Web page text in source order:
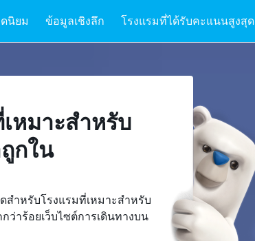
นิยม ข้อมูลเชิงลึก โรงแรมที่ได้รับคะแนนสูงสุด
หมาะสำหรับ
กใน
สำหรับโรงแรมที่เหมาะสำหรับ
ว่าร้อยเว็บไซต์การเดินทางบน